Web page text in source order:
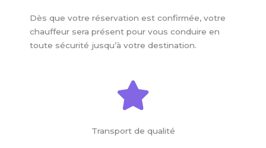
Dès que votre réservation est confirmée, votre
chauffeur sera présent pour vous conduire en
toute sécurité jusqu’à votre destination.
Transport de qualité